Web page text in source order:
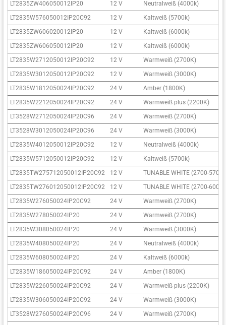
LT2835ZW406050012IP20
12 V
Neutralweiß (4000k)
LT2835W576050012IP20C92
12 V
Kaltweiß (5700k)
LT2835ZW606020012IP20
12 V
Kaltweiß (6000k)
LT2835ZW606050012IP20
12 V
Kaltweiß (6000k)
LT2835W2712050012IP20C92
12 V
Warmweiß (2700K)
LT2835W3012050012IP20C92
12 V
Warmweiß (3000K)
LT2835W1812050024IP20C92
24 V
Amber (1800K)
LT2835W2212050024IP20C92
24 V
Warmweiß plus (2200K)
LT3528W2712050024IP20C96
24 V
Warmweiß (2700K)
LT3528W3012050024IP20C96
24 V
Warmweiß (3000K)
LT2835W4012050012IP20C92
12 V
Neutralweiß (4000k)
LT2835W5712050012IP20C92
12 V
Kaltweiß (5700k)
LT2835TW275712050012IP20C92
12 V
TUNABLE WHITE (2700-
LT2835TW276012050012IP20C92
12 V
TUNABLE WHITE (2700-
LT2835W276050024IP20C92
24 V
Warmweiß (2700K)
LT2835W278050024IP20
24 V
Warmweiß (2700K)
LT2835W308050024IP20
24 V
Warmweiß (3000K)
LT2835W408050024IP20
24 V
Neutralweiß (4000k)
LT2835W608050024IP20
24 V
Kaltweiß (6000k)
LT2835W186050024IP20C92
24 V
Amber (1800K)
LT2835W226050024IP20C92
24 V
Warmweiß plus (2200K)
LT2835W306050024IP20C92
24 V
Warmweiß (3000K)
LT3528W276050024IP20C96
24 V
Warmweiß (2700K)